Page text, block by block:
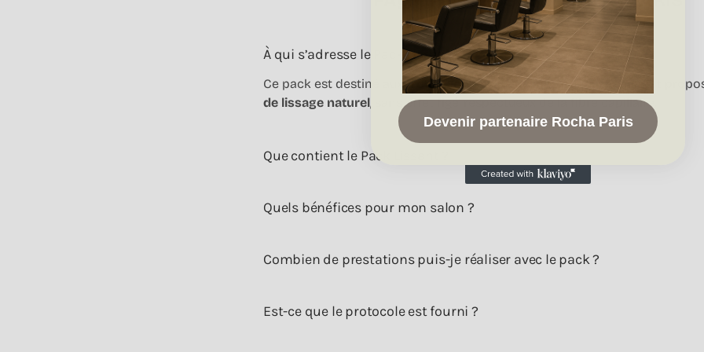
À qui s’adresse le Pack Lissant ?
Ce pack est destiné auxprofessionnels de la coiffure qui souhaitent
de lissage naturel , sans effet figé, respectueux de la fibre capillaire.
Que contient le Pack Lissant ?
Quels bénéfices pour mon salon ?
Combien de prestations puis-je réaliser avec le pack ?
Est-ce que le protocole est fourni ?
Devenir partenaire Rocha Paris